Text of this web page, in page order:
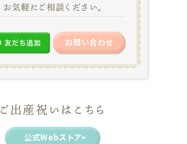
お気軽にご相談ください。
お問い合わせ
ご出産祝いはこちら
公式Webストア